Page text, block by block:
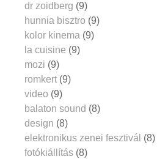
dr zoidberg (9)
hunnia bisztro (9)
kolor kinema (9)
la cuisine (9)
mozi (9)
romkert (9)
video (9)
balaton sound (8)
design (8)
elektronikus zenei fesztivál (8)
fotókiállítás (8)